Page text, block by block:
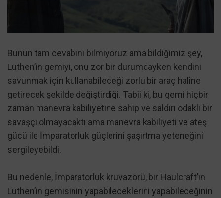
Bunun tam cevabını bilmiyoruz ama bildiğimiz şey,
Luthen’in gemiyi, onu zor bir durumdayken kendini
savunmak için kullanabileceği zorlu bir araç haline
getirecek şekilde değiştirdiği. Tabii ki, bu gemi hiçbir
zaman manevra kabiliyetine sahip ve saldırı odaklı bir
savaşçı olmayacaktı ama manevra kabiliyeti ve ateş
gücü ile İmparatorluk güçlerini şaşırtma yeteneğini
sergileyebildi.
Bu nedenle, İmparatorluk kruvazörü, bir Haulcraft’ın
Luthen’in gemisinin yapabileceklerini yapabileceğinin